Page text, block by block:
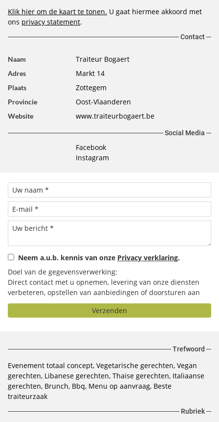
Klik hier om de kaart te tonen. U gaat hiermee akkoord met
ons privacy statement.
Contact
Naam Traiteur Bogaert
Adres Markt 14
Plaats Zottegem
Provincie Oost-Vlaanderen
Website www.traiteurbogaert.be
Social Media
Facebook
Instagram
Neem a.u.b. kennis van onze Privacy verklaring.
Doel van de gegevensverwerking:
Direct contact met u opnemen, levering van onze diensten
verbeteren, opstellen van aanbiedingen of doorsturen aan
het door u geselecteerde bedrijf.
Verzenden
Trefwoord
Evenement totaal concept Vegetarische gerechten Vegan
gerechten Libanese gerechten Thaise gerechten Italiaanse
gerechten Brunch Bbq Menu op aanvraag Beste
traiteurzaak
Rubriek